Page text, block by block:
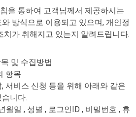
을 통하여 고객님께서 제공하시는
방식으로 이용되고 있으며, 개인정
치가 취해지고 있는지 알려드립니다.
및 수집방법
항목
서비스 신청 등을 위해 아래와 같은
니다.
월일 , 성별 , 로그인ID , 비밀번호 , 휴